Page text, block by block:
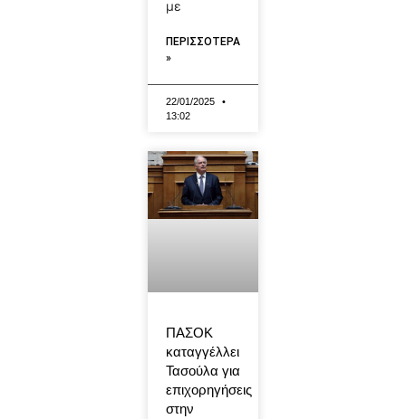
με
ΠΕΡΙΣΣΟΤΕΡΑ
»
22/01/2025
13:02
ΠΑΣΟΚ
καταγγέλλει
Τασούλα για
επιχορηγήσεις
στην